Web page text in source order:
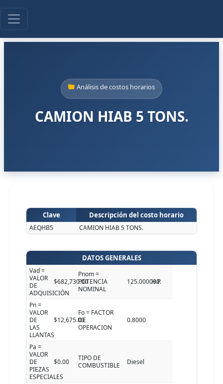
Análisis de costos horarios
CAMION HIAB 5 TONS.
Clave Descripción del costo horario
AEQHB5 CAMION HIAB 5 TONS.
DATOS GENERALES
Vad =
VALOR
DE
ADQUISICIÓN
$682,730.00
Pnom =
POTENCIA
NOMINAL
125.000000
H.P.
Pn =
VALOR
DE
LAS
LLANTAS
$12,675.00
Fo = FACTOR
DE
OPERACION
0.8000
Pa =
VALOR
DE
PIEZAS
ESPECIALES
$0.00
TIPO DE
COMBUSTIBLE
Diesel